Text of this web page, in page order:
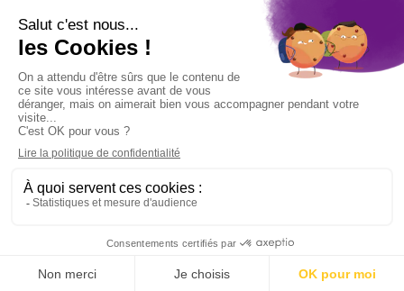
Retrouvez-nous sur :
confidentialité